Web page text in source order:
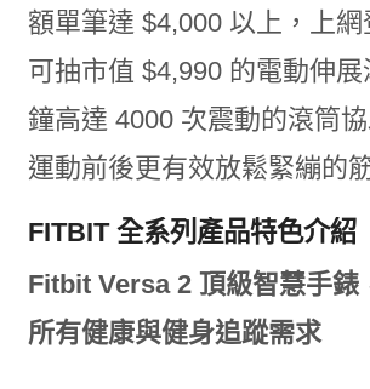
額單筆達 $4,000 以上，上網
可抽市值 $4,990 的電動伸
鐘高達 4000 次震動的滾筒
運動前後更有效放鬆緊繃的
FITBIT 全系列產品特色介紹
Fitbit Versa 2 頂級智慧手錶
所有健康與健身追蹤需求